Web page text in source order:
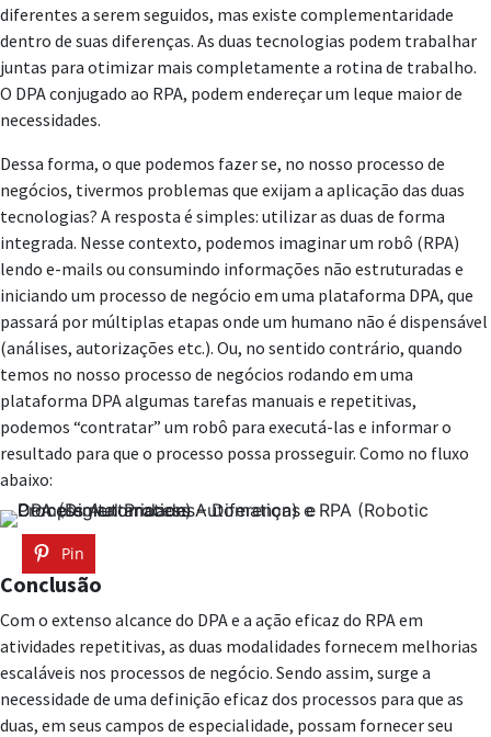
diferentes a serem seguidos, mas existe complementaridade
dentro de suas diferenças. As duas tecnologias podem trabalhar
juntas para otimizar mais completamente a rotina de trabalho.
O DPA conjugado ao RPA, podem endereçar um leque maior de
necessidades.
Dessa forma, o que podemos fazer se, no nosso processo de
negócios, tivermos problemas que exijam a aplicação das duas
tecnologias? A resposta é simples: utilizar as duas de forma
integrada. Nesse contexto, podemos imaginar um robô (RPA)
lendo e-mails ou consumindo informações não estruturadas e
iniciando um processo de negócio em uma plataforma DPA, que
passará por múltiplas etapas onde um humano não é dispensável
(análises, autorizações etc.). Ou, no sentido contrário, quando
temos no nosso processo de negócios rodando em uma
plataforma DPA algumas tarefas manuais e repetitivas,
podemos “contratar” um robô para executá-las e informar o
resultado para que o processo possa prosseguir. Como no fluxo
abaixo:
Pin
Conclusão
Com o extenso alcance do DPA e a ação eficaz do RPA em
atividades repetitivas, as duas modalidades fornecem melhorias
escaláveis nos processos de negócio. Sendo assim, surge a
necessidade de uma definição eficaz dos processos para que as
duas, em seus campos de especialidade, possam fornecer seu